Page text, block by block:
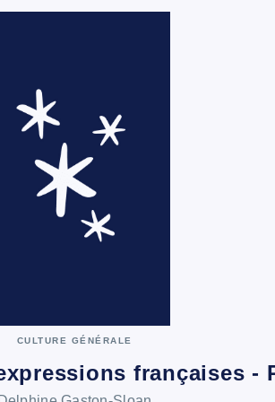
CULTURE GÉNÉRALE
françaises -